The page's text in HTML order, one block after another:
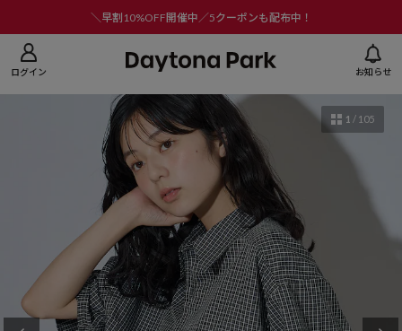
＼早割10%OFF開催中／5クーポンも配布中！
ログイン お知らせ
1 / 105